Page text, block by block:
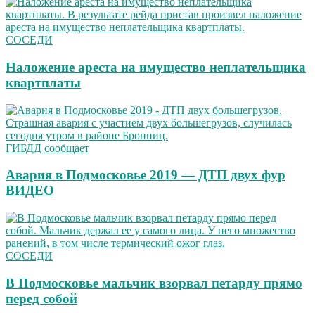
СОСЕДИ
Наложение ареста на имущество неплательщика
квартплаты
ГИБДД сообщает
Авария в Подмосковье 2019 — ДТП двух фур
ВИДЕО
СОСЕДИ
В Подмосковье мальчик взорвал петарду прямо
перед собой